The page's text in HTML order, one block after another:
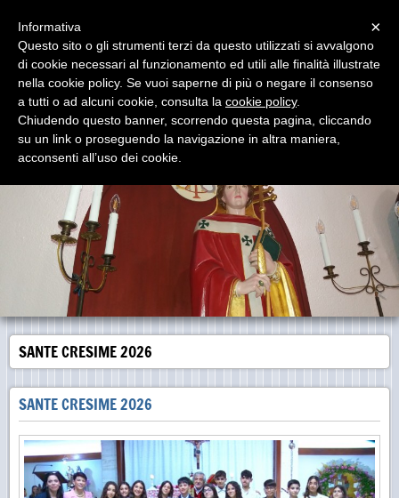
Parrocchia San Gregorio Magno
Via del Borghetto - Pirri Cagliari
SANTE CRESIME 2026
SANTE CRESIME 2026
×
Informativa
Questo sito o gli strumenti terzi da questo utilizzati si avvalgono
di cookie necessari al funzionamento ed utili alle finalità illustrate
nella cookie policy. Se vuoi saperne di più o negare il consenso
a tutti o ad alcuni cookie, consulta la cookie policy.
Chiudendo questo banner, scorrendo questa pagina, cliccando
su un link o proseguendo la navigazione in altra maniera,
acconsenti all’uso dei cookie.